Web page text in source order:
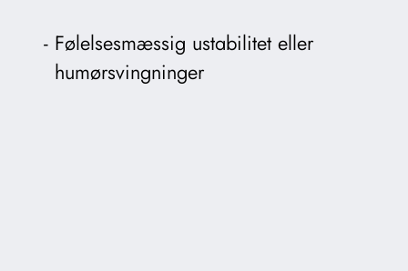
Følelsesmæssig ustabilitet eller
humørsvingninger